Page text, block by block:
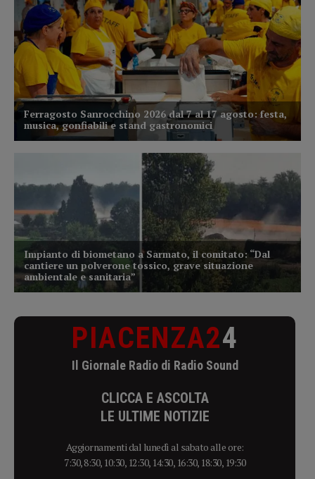
PIACENZA24
Il Giornale Radio di Radio Sound
CLICCA E ASCOLTA
LE ULTIME NOTIZIE
Aggiornamenti dal lunedì al sabato alle ore:
7:30, 8:30, 10:30, 12:30, 14:30, 16:30, 18:30, 19:30